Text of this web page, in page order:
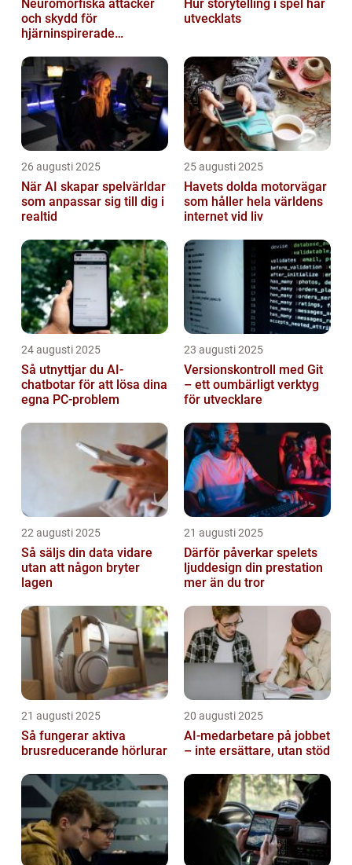
Neuromorfiska attacker
och skydd för
hjärninspirerade
Hur storytelling i spel har
utvecklats
26 augusti 2025
När AI skapar spelvärldar
som anpassar sig till dig i
realtid
25 augusti 2025
Havets dolda motorvägar
som håller hela världens
internet vid liv
24 augusti 2025
Så utnyttjar du AI-
chatbotar för att lösa dina
egna PC-problem
23 augusti 2025
Versionskontroll med Git
– ett oumbärligt verktyg
för utvecklare
22 augusti 2025
Så säljs din data vidare
utan att någon bryter
lagen
21 augusti 2025
Därför påverkar spelets
ljuddesign din prestation
mer än du tror
21 augusti 2025
Så fungerar aktiva
brusreducerande hörlurar
20 augusti 2025
AI‑medarbetare på jobbet
– inte ersättare, utan stöd